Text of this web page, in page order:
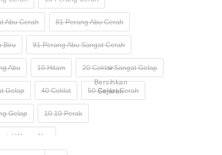
Abu Cerah 81 Perang Abu Cerah
Biru 91 Perang Abu Sangat Cerah
Abu 10 Hitam 20 Coklat Sangat Gelap
Gelap 40 Coklat 50 Coklat Cerah
Gelap 10.10 Perak
Warna Abu
Bersihkan
Sejarah